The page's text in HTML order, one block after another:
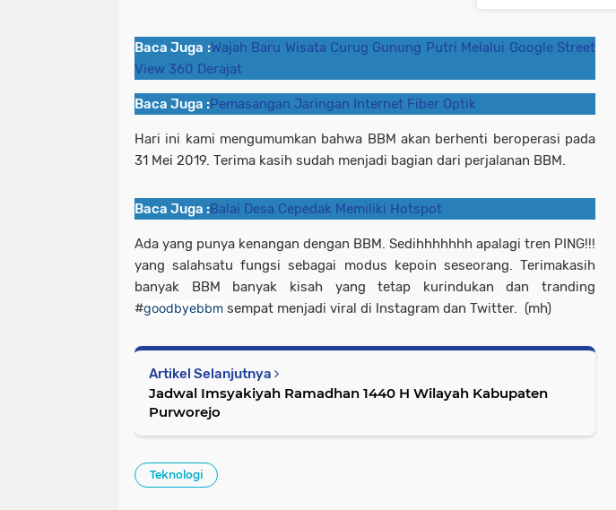
Baca Juga :Wajah Baru Wisata Curug Gunung Putri Melalui Google Street
View 360 Derajat
Baca Juga :Pemasangan Jaringan Internet Fiber Optik
Hari ini kami mengumumkan bahwa BBM akan berhenti beroperasi pada
31 Mei 2019. Terima kasih sudah menjadi bagian dari perjalanan BBM.
Baca Juga :Balai Desa Cepedak Memiliki Hotspot
Ada yang punya kenangan dengan BBM. Sedihhhhhhh apalagi tren PING!!!
yang salahsatu fungsi sebagai modus kepoin seseorang. Terimakasih
banyak BBM banyak kisah yang tetap kurindukan dan tranding
#goodbyebbm sempat menjadi viral di Instagram dan Twitter. (mh)
Artikel Selanjutnya
Jadwal Imsyakiyah Ramadhan 1440 H Wilayah Kabupaten
Purworejo
Teknologi